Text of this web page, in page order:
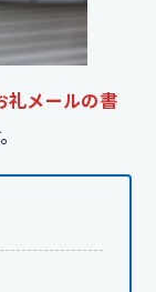
礼メールの書